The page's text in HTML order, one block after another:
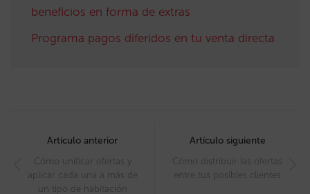
beneficios en forma de extras
Programa pagos diferidos en tu venta directa
navigation
Artículo anterior
Cómo unificar ofertas y
aplicar cada una a más de
un tipo de habitación
Artículo siguiente
Cómo distribuir las ofertas
entre tus posibles clientes